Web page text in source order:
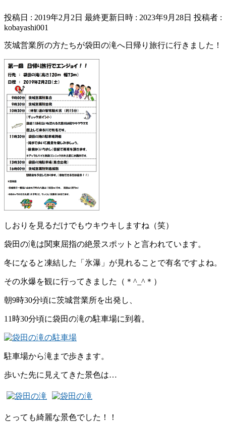
投稿日 : 2019年2月2日 最終更新日時 : 2023年9月28日 投稿者 :
kobayashi001
茨城営業所の方たちが袋田の滝へ日帰り旅行に行きました！
しおりを見るだけでもウキウキしますね（笑）
袋田の滝は関東屈指の絶景スポットと言われています。
冬になると凍結した「氷瀑」が見れることで有名ですよね。
その氷爆を観に行ってきました（＊^_^＊）
朝9時30分頃に茨城営業所を出発し、
11時30分頃に袋田の滝の駐車場に到着。
駐車場から滝まで歩きます。
歩いた先に見えてきた景色は…
とっても綺麗な景色でした！！